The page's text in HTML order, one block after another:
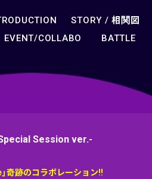
STORY /相関図
EVENT/COLLABO BATTLE
Session ver.-
」奇跡のコラボレーション!!